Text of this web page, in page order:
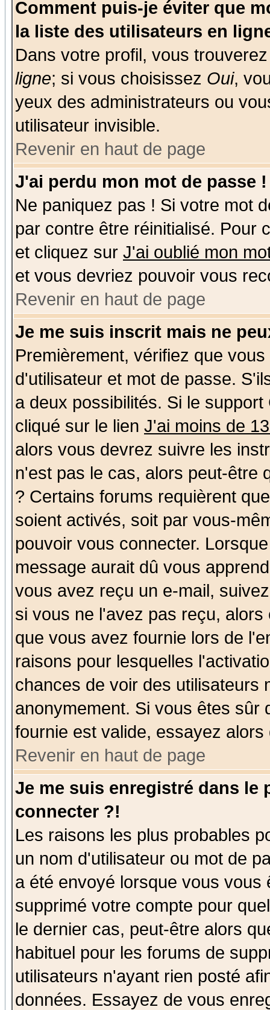
Comment puis-je éviter que
la liste des utilisateurs en
Dans votre profil, vous
ligne; si vous choisissez Oui,
yeux des administrateurs ou
utilisateur invisible.
Revenir en haut de page
J'ai perdu mon mot de passe !
Ne paniquez pas ! Si votre mot
par contre être réinitialisé. Pour
et cliquez sur J'ai oublié mon
et vous devriez pouvoir vous
Revenir en haut de page
Je me suis inscrit mais ne
Premièrement, vérifiez que
d'utilisateur et mot de passe.
a deux possibilités. Si le
cliqué sur le lien J'ai moins de
alors vous devrez suivre les
n'est pas le cas, alors peut-être
? Certains forums requièrent
soient activés, soit par vous-
pouvoir vous connecter.
message aurait dû vous
vous avez reçu un e-mail,
si vous ne l'avez pas reçu,
que vous avez fournie lors de
raisons pour lesquelles
chances de voir des utilisateurs
anonymement. Si vous êtes sûr
fournie est valide, essayez
Revenir en haut de page
Je me suis enregistré dans le
connecter ?!
Les raisons les plus probables
un nom d'utilisateur ou mot de
a été envoyé lorsque vous
supprimé votre compte pour
le dernier cas, peut-être alors
habituel pour les forums de
utilisateurs n'ayant rien posté
données. Essayez de vous